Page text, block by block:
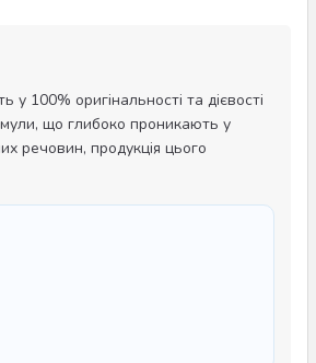
100% оригінальності та дієвості
що глибоко проникають у
речовин, продукція цього